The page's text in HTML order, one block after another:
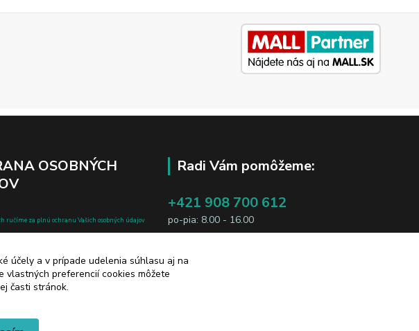
OSOBNÝCH
ručíme za plnú ochranu Vašich osobných údajov
zákona č.122/2013 Z.z. o ochrane osobných údajov
niektorých zákonov.
Radi Vám pomôžeme:
+421 908 700 612
po-pia: 8.00 - 16.00
účely a v prípade udelenia súhlasu aj na
vlastných preferencií cookies môžete
časti stránok.